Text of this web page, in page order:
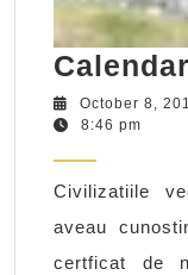
October 8,
8:46 pm
Civilizatiile
aveau
certficat de